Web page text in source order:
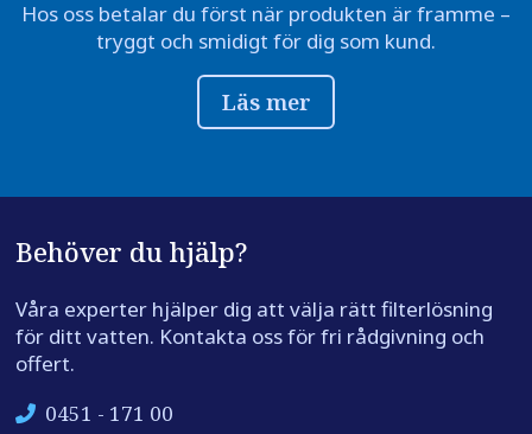
Hos oss betalar du först när produkten är framme –
tryggt och smidigt för dig som kund.
Läs mer
Behöver du hjälp?
Våra experter hjälper dig att välja rätt filterlösning
för ditt vatten. Kontakta oss för fri rådgivning och
offert.
0451 - 171 00